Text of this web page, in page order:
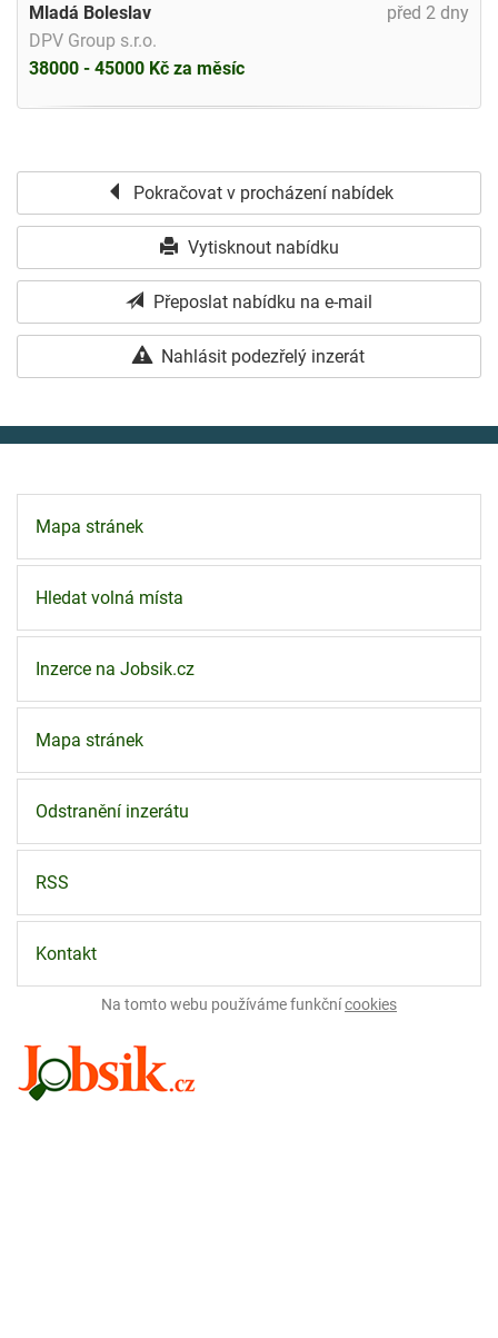
před 2 dny
Mladá Boleslav
DPV Group s.r.o.
38000 - 45000 Kč za měsíc
Pokračovat v procházení nabídek
Vytisknout nabídku
Přeposlat nabídku na e-mail
Nahlásit podezřelý inzerát
Mapa stránek
Hledat volná místa
Inzerce na Jobsik.cz
Mapa stránek
Odstranění inzerátu
RSS
Kontakt
Na tomto webu používáme funkčnícookies